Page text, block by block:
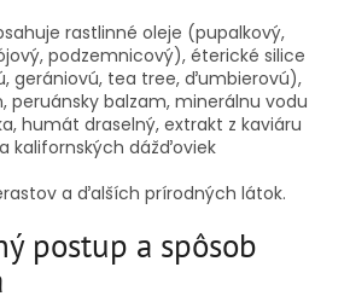
rastlinné oleje (pupalkový,
podzemnicový), éterické silice
gerániovú, tea tree, ďumbierovú),
peruánsky balzam, minerálnu vodu
humát draselný, extrakt z kaviáru
kalifornských dážďoviek
a ďalších prírodných látok.
postup a spôsob